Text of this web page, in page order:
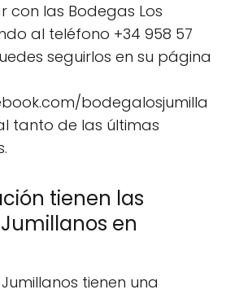
con las Bodegas Los
al teléfono +34 958 57
seguirlos en su página
bodegalosjumilla
tanto de las últimas
tienen las
en
tienen una